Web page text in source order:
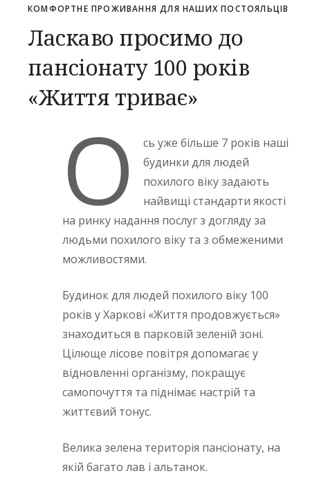
КОМФОРТНЕ ПРОЖИВАННЯ ДЛЯ НАШИХ ПОСТОЯЛЬЦІВ
Ласкаво просимо до
пансіонату 100 років
«Життя триває»
О
сь уже більше 7 років наші
будинки для людей
похилого віку задають
найвищі стандарти якості
на ринку надання послуг з догляду за
людьми похилого віку та з обмеженими
можливостями.
Будинок для людей похилого віку 100
років у Харкові «Життя продовжується»
знаходиться в парковій зеленій зоні.
Цілюще лісове повітря допомагає у
відновленні організму, покращує
самопочуття та піднімає настрій та
життєвий тонус.
Велика зелена територія пансіонату, на
якій багато лав і альтанок.